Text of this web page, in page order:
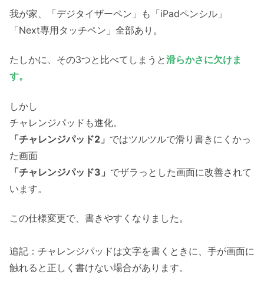
我が家、「デジタイザーペン」も「iPadペンシル」
「Next専用タッチペン」全部あり。
たしかに、その3つと比べてしまうと滑らかさに欠けま
す。
しかし
チャレンジパッドも進化。
「チャレンジパッド2」 ではツルツルで滑り書きにくかっ
た画面
「チャレンジパッド3」 でザラっとした画面に改善されて
います。
この仕様変更で、書きやすくなりました。
追記：チャレンジパッドは文字を書くときに、手が画面に
触れると正しく書けない場合があります。